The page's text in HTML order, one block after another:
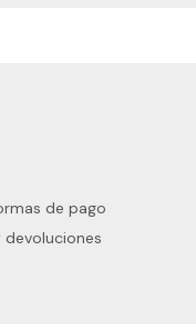
de pago
devoluciones